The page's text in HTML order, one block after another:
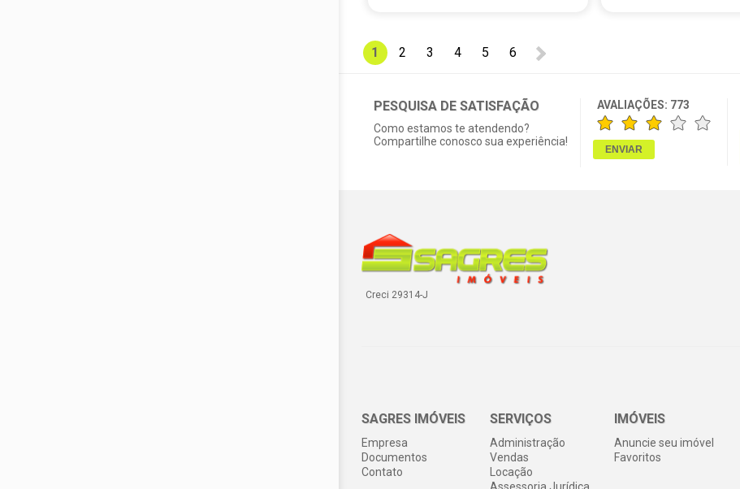
1 2 3 4 5 6
PESQUISA DE SATISFAÇÃO
Como estamos te atendendo?
Compartilhe conosco sua experiência!
AVALIAÇÕES: 773
Creci 29314-J
SAGRES IMÓVEIS
Empresa
Documentos
Contato
SERVIÇOS
Administração
Vendas
Locação
IMÓVEIS
Anuncie seu imóvel
Favoritos